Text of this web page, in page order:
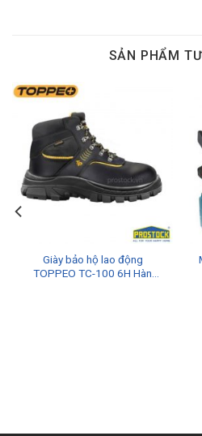
SẢN PHẨM
Giày bảo hộ lao động
TOPPEO TC-100 6H Hàn